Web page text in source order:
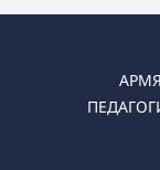
✔ Магистратура
➜ Дошкольная